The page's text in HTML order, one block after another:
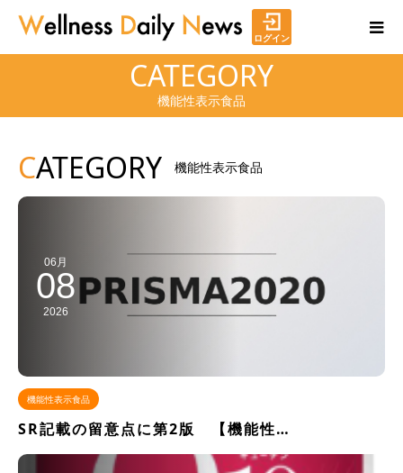
ログイン
CATEGORY
機能性表示食品
CATEGORY 機能性表示食品
06月
08
2026
機能性表示食品
SR記載の留意点に第2版 【機能性…